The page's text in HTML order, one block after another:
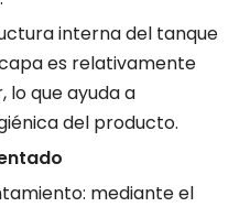
interna del tanque
es relativamente
lo que ayuda a
del producto.
mediante el